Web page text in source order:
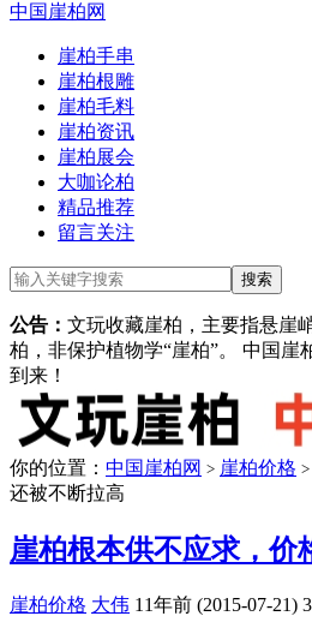
中国崖柏网
崖柏手串
崖柏根雕
崖柏毛料
崖柏资讯
崖柏展会
大咖论柏
精品推荐
留言关注
公告： 文玩收藏崖柏，主要指悬崖
柏，非保护植物学“崖柏”。 中国崖
到来！
你的位置： 中国崖柏网 > 崖柏价格 >
还被不断拉高
崖柏根本供不应求，价
崖柏价格 大伟 11年前 (2015-07-21)